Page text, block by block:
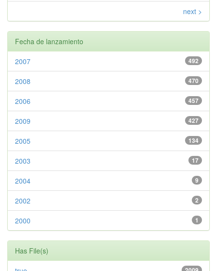
next >
Fecha de lanzamiento
492
2007
470
2008
457
2006
427
2009
134
2005
17
2003
9
2004
2
2002
1
2000
Has File(s)